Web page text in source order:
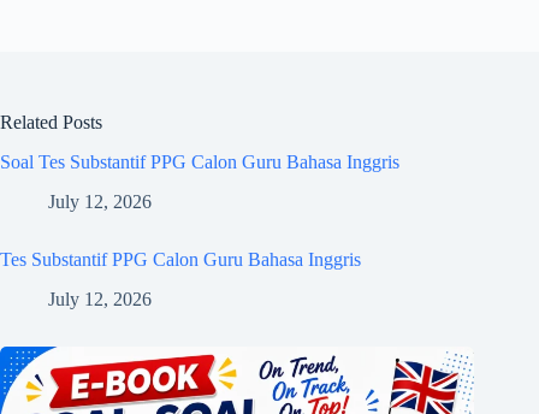
Related Posts
Soal Tes Substantif PPG Calon Guru Bahasa Inggris
July 12, 2026
Tes Substantif PPG Calon Guru Bahasa Inggris
July 12, 2026